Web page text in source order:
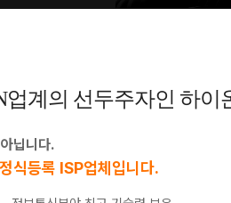
업계의 선두주자인 하
닙니다.
식등록 ISP업체입니다.